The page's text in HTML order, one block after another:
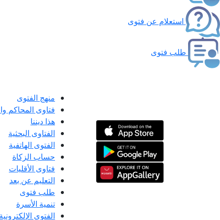
استعلام عن فتوى
طلب فتوى
منهج الفتوى
فتاوى المحاكم
هذا ديننا
الفتاوى البحثية
الفتوى الهاتفية
حساب الزكاة
فتاوى الأقليات
التعليم عن بعد
طلب فتوى
تنمية الأسرة
الفتوى الإلكترونية